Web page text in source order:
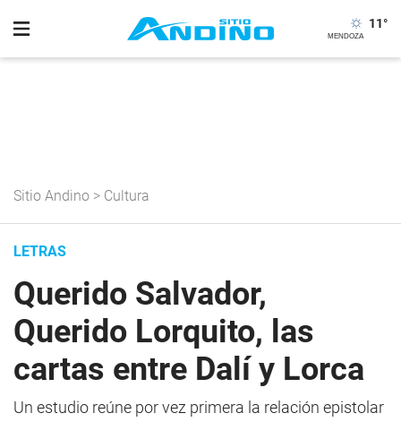
11°
Sitio Andino > Cultura
LETRAS
Querido Salvador,
Querido Lorquito, las
cartas entre Dalí y Lorca
Un estudio reúne por vez primera la relación epistolar